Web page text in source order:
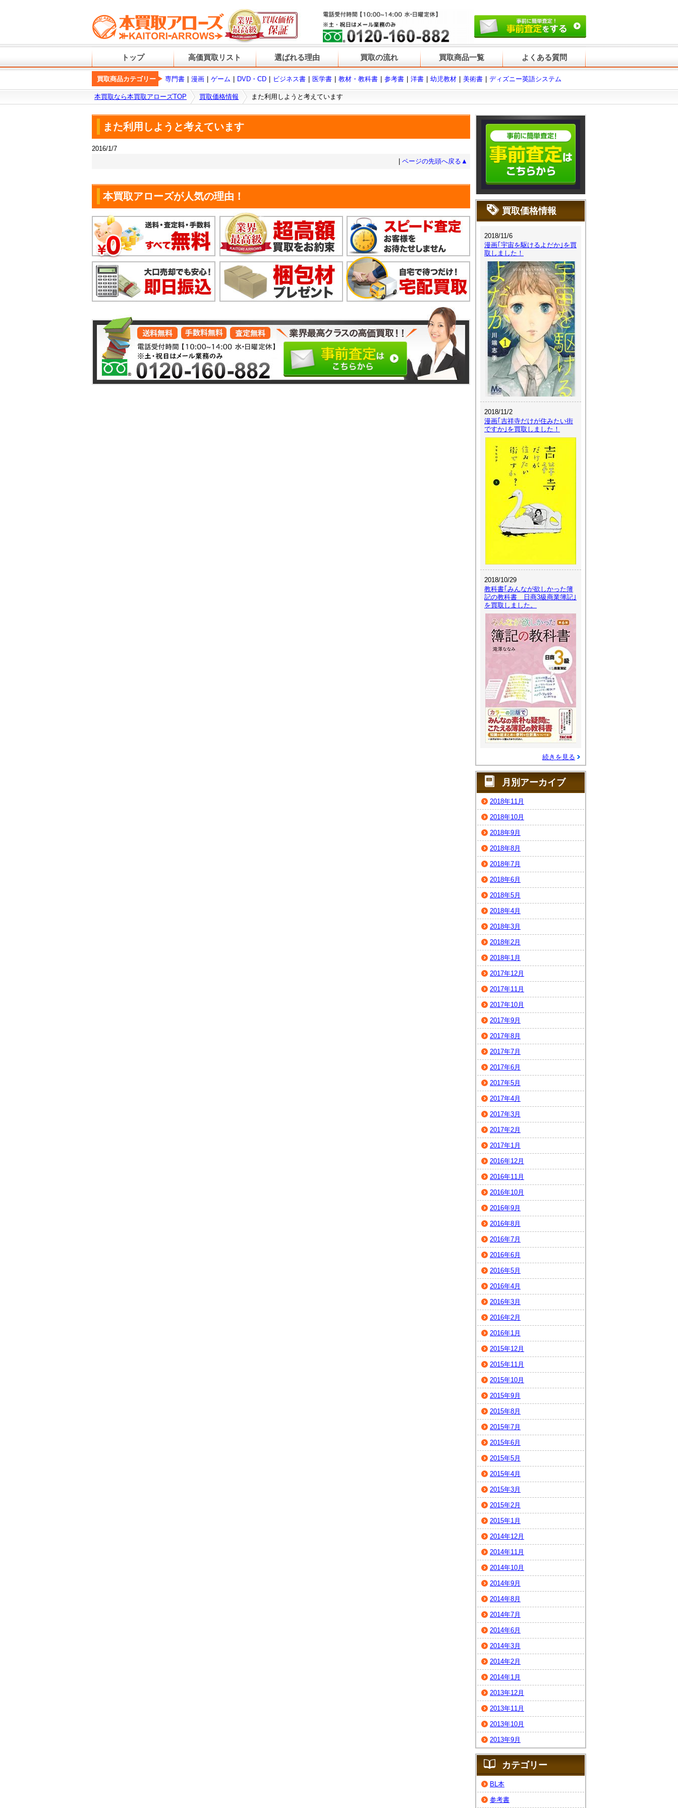
トップ 高価買取リスト 選ばれる理由 買取の流れ 買取商品一覧 よくある質問
買取商品カテゴリー 専門書 漫画 ゲーム DVD・CD ビジネス書 医学書 教材・教科書 参考書 洋書 幼児教材 美術書 ディズニー英語システム
本買取なら本買取アローズTOP 買取価格情報 また利用しようと考えています
また利用しようと考えています
2016/1/7
ページの先頭へ戻る▲
本買取アローズが人気の理由！
買取価格情報
2018/11/6
漫画｢宇宙を駆けるよだか｣を買
取しました！
2018/11/2
漫画｢吉祥寺だけが住みたい街
ですか｣を買取しました！
2018/10/29
教科書｢みんなが欲しかった簿
記の教科書 日商3級商業簿記｣
を買取しました。
続きを見る
月別アーカイブ
2018年11月
2018年10月
2018年9月
2018年8月
2018年7月
2018年6月
2018年5月
2018年4月
2018年3月
2018年2月
2018年1月
2017年12月
2017年11月
2017年10月
2017年9月
2017年8月
2017年7月
2017年6月
2017年5月
2017年4月
2017年3月
2017年2月
2017年1月
2016年12月
2016年11月
2016年10月
2016年9月
2016年8月
2016年7月
2016年6月
2016年5月
2016年4月
2016年3月
2016年2月
2016年1月
2015年12月
2015年11月
2015年10月
2015年9月
2015年8月
2015年7月
2015年6月
2015年5月
2015年4月
2015年3月
2015年2月
2015年1月
2014年12月
2014年11月
2014年10月
2014年9月
2014年8月
2014年7月
2014年6月
2014年3月
2014年2月
2014年1月
2013年12月
2013年11月
2013年10月
2013年9月
カテゴリー
BL本
参考書